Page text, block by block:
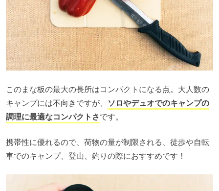
このまな板の最大の長所はコンパクトになる点。大人数の
キャンプには不向きですが、 ソロやデュオでのキャンプの
調理に最適なコンパクトさです。
携帯性に優れるので、荷物の量が制限される、徒歩や自転
車でのキャンプ、登山、釣りの際におすすめです！